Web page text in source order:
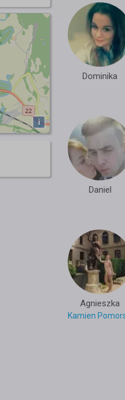
i
Dominika
Daniel
Agnieszka